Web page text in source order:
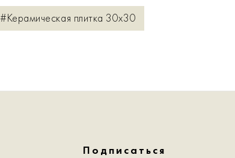
#Керамическая плитка 30x30
Подписаться